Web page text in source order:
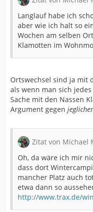
Langlauf habe ich
aber wie ich halt so
Wochen am selben
Klamotten im
Ortswechsel sind ja mit
als wenn man sich
Sache mit den Nassen
Argument gegen
Zitat von Michael
Oh, da wäre ich mir
dass dort
mancher Platz auch
etwa dann so
http://www.trax.de/